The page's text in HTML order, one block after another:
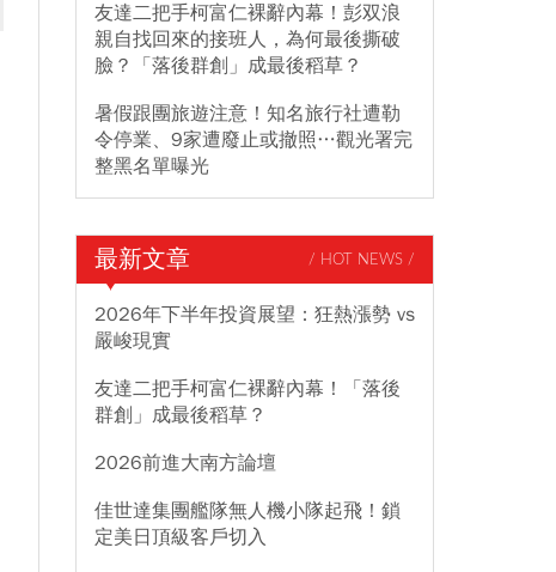
友達二把手柯富仁裸辭內幕！彭双浪
親自找回來的接班人，為何最後撕破
臉？「落後群創」成最後稻草？
暑假跟團旅遊注意！知名旅行社遭勒
令停業、9家遭廢止或撤照…觀光署完
整黑名單曝光
最新文章 / HOT NEWS /
2026年下半年投資展望：狂熱漲勢 vs
嚴峻現實
友達二把手柯富仁裸辭內幕！「落後
群創」成最後稻草？
2026前進大南方論壇
佳世達集團艦隊無人機小隊起飛！鎖
定美日頂級客戶切入